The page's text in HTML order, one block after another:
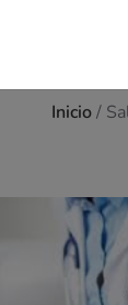
Inicio/